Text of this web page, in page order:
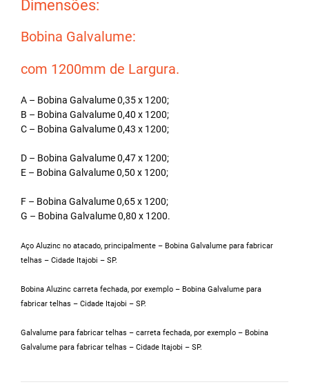
Dimensões:
Bobina Galvalume:
com 1200mm de Largura.
A – Bobina Galvalume 0,35 x 1200;
B – Bobina Galvalume 0,40 x 1200;
C – Bobina Galvalume 0,43 x 1200;
D – Bobina Galvalume 0,47 x 1200;
E – Bobina Galvalume 0,50 x 1200;
F – Bobina Galvalume 0,65 x 1200;
G – Bobina Galvalume 0,80 x 1200.
Aço Aluzinc no atacado, principalmente – Bobina Galvalume para fabricar
telhas – Cidade Itajobi – SP.
Bobina Aluzinc carreta fechada, por exemplo – Bobina Galvalume para
fabricar telhas – Cidade Itajobi – SP.
Galvalume para fabricar telhas – carreta fechada, por exemplo – Bobina
Galvalume para fabricar telhas – Cidade Itajobi – SP.